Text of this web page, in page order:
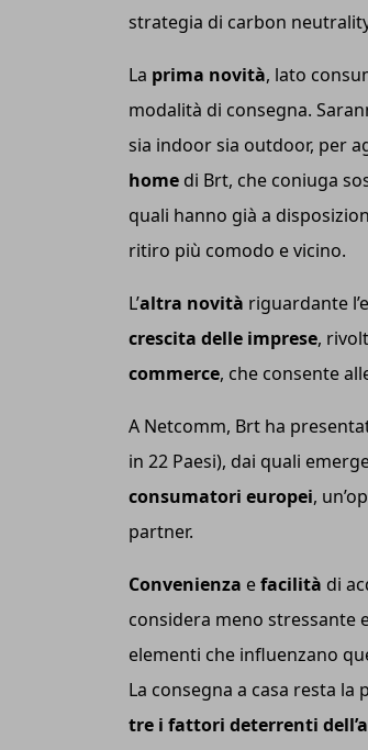
strategia di carbon
La prima novità, lato
modalità di consegna.
sia indoor sia outdoor, per
home di Brt, che coniuga
quali hanno già a
ritiro più comodo e vicino.
L’altra novità riguardante
crescita delle imprese,
commerce, che consente
A Netcomm, Brt ha
in 22 Paesi), dai quali
consumatori europei,
partner.
Convenienza efacilità di
considera meno stressante
elementi che influenzano
La consegna a casa resta
tre i fattori deterrenti